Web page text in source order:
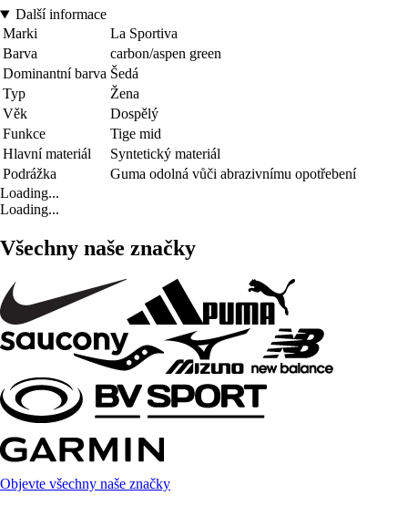
Další informace
Marki
La Sportiva
Barva
carbon/aspen green
Dominantní barva Šedá
Typ
Žena
Věk
Dospělý
Funkce
Tige mid
Hlavní materiál
Syntetický materiál
Podrážka
Guma odolná vůči abrazivnímu opotřebení
Loading...
Loading...
Všechny naše značky
Objevte všechny naše značky